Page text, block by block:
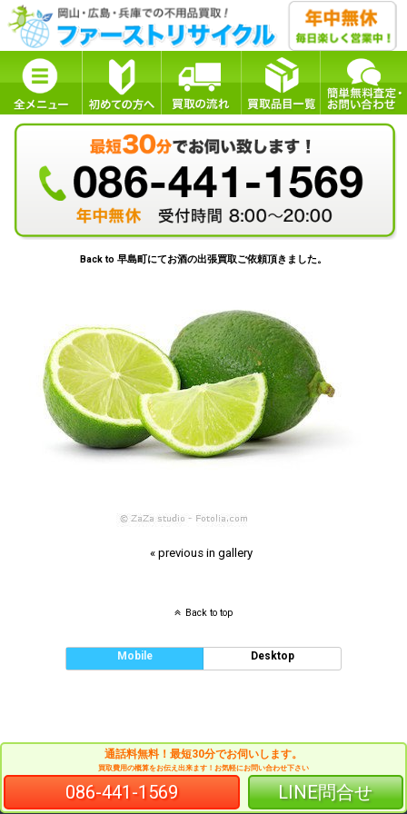
Back to 早島町にてお酒の出張買取ご依頼頂きました。
« previous in gallery
Back to top
Mobile Desktop
通話料無料！最短30分でお伺いします。
買取費用の概算をお伝え出来ます！お気軽にお問い合わせ下さい
086-441-1569 LINE問合せ